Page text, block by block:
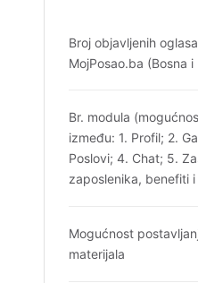
Broj objavljenih
MojPosao.ba (Bosna
Br. modula
između: 1. Profil; 2.
Poslovi; 4. Chat; 5.
zaposlenika, benefiti
Mogućnost
materijala